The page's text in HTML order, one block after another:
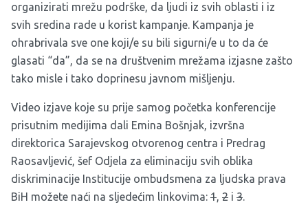
organizirati mrežu podrške, da ljudi iz svih oblasti i iz
svih sredina rade u korist kampanje. Kampanja je
ohrabrivala sve one koji/e su bili sigurni/e u to da će
glasati “da”, da se na društvenim mrežama izjasne zašto
tako misle i tako doprinesu javnom mišljenju.
Video izjave koje su prije samog početka konferencije
prisutnim medijima dali Emina Bošnjak, izvršna
direktorica Sarajevskog otvorenog centra i Predrag
Raosavljević, šef Odjela za eliminaciju svih oblika
diskriminacije Institucije ombudsmena za ljudska prava
BiH možete naći na sljedećim linkovima: 1, 2 i 3.